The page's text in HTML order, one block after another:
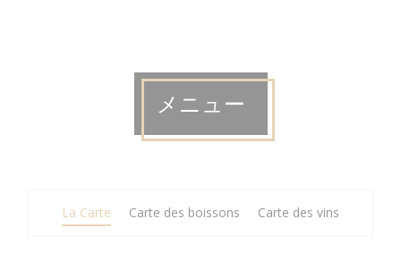
メニュー
La Carte Carte des boissons Carte des vins